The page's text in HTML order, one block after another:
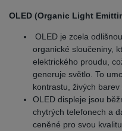
OLED (Organic Light
OLED je zcela
organické sloučeniny,
elektrického proudu,
generuje světlo. To
kontrastu, živých barev
OLED displeje jsou
chytrých telefonech a
ceněné pro svou